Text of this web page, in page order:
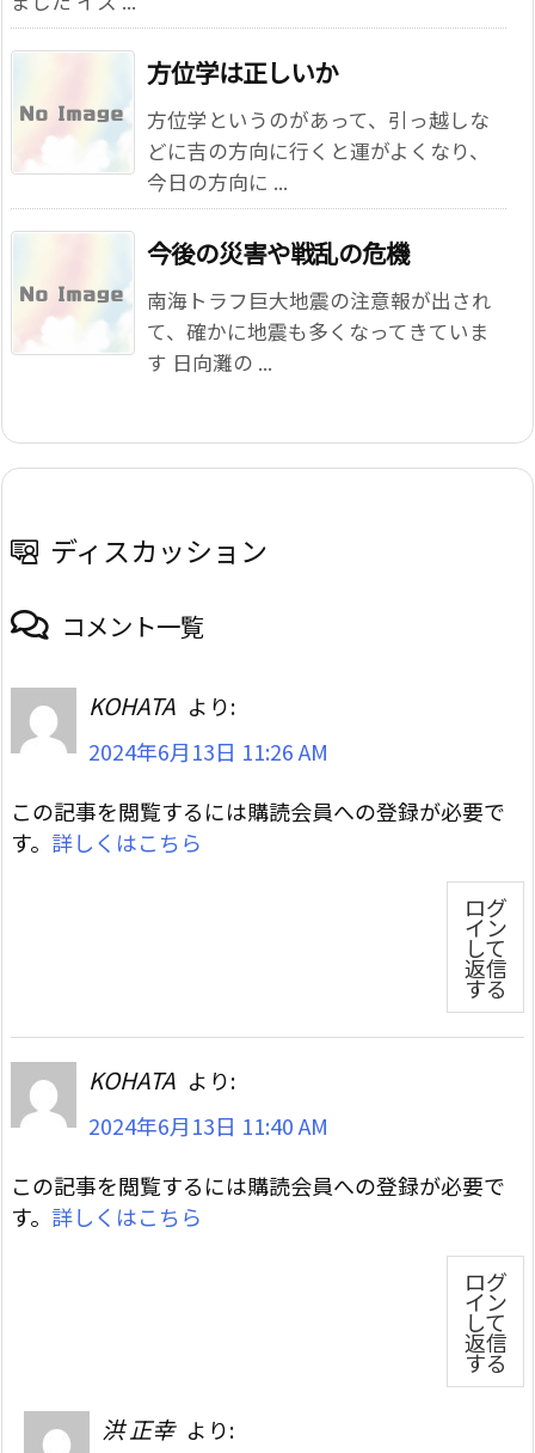
方位学は正しいか
方位学というのがあって、引っ越しな
どに吉の方向に行くと運がよくなり、
今日の方向に ...
今後の災害や戦乱の危機
南海トラフ巨大地震の注意報が出され
て、確かに地震も多くなってきていま
す 日向灘の ...
ディスカッション
コメント一覧
KOHATA より:
2024年6月13日 11:26 AM
この記事を閲覧するには購読会員への登録が必要で
す。 詳しくはこちら
ログ
イン
して
返信
する
KOHATA より:
2024年6月13日 11:40 AM
この記事を閲覧するには購読会員への登録が必要で
す。 詳しくはこちら
ログ
イン
して
返信
する
洪 正幸 より: